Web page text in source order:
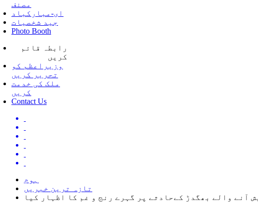
مصنف
ای-مبارکباد
جید شخصیات
Photo Booth
رابطہ قائم
کریں
وزیراعظم کو
تحریر کریں
ملک کی خدمت
کریں
Contact Us
ہوم
تازہ ترین خبریں
آنے والے بھگدڑ کےحادثے پر گہرے رنج و غم کا اظہار کیا